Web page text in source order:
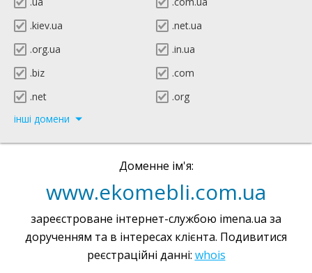
.kiev.ua
.net.ua
.org.ua
.in.ua
.biz
.com
.net
.org
інші домени
Доменне ім'я:
www.ekomebli.com.ua
зареєстроване інтернет-службою imena.ua за
дорученням та в інтересах клієнта. Подивитися
реєстраційні данні: whois